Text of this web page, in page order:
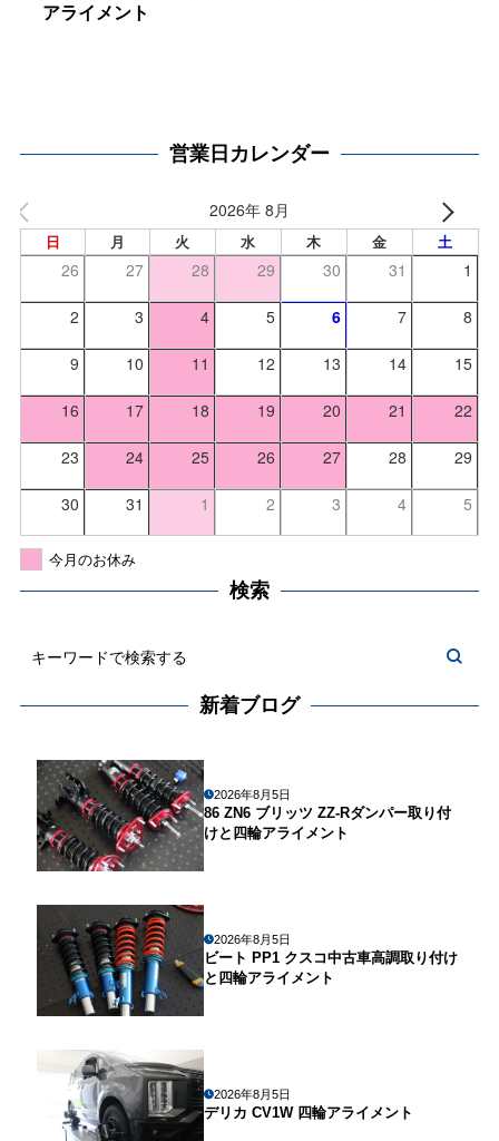
アライメント
営業日カレンダー
2026年 8月
日 月 火 水 木 金 土
26 27 28 29 30 31 1
2 3 4 5 6 7 8
9 10 11 12 13 14 15
16 17 18 19 20 21 22
23 24 25 26 27 28 29
30 31 1 2 3 4 5
今月のお休み
検索
新着ブログ
2026年8月5日
86 ZN6 ブリッツ ZZ-Rダンパー取り付
けと四輪アライメント
2026年8月5日
ビート PP1 クスコ中古車高調取り付け
と四輪アライメント
2026年8月5日
デリカ CV1W 四輪アライメント